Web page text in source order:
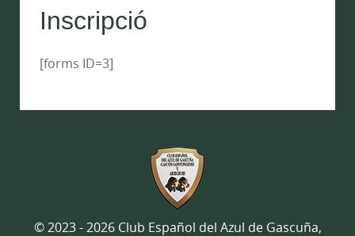
Inscripció
[forms ID=3]
© 2023 - 2026 Club Español del Azul de Gascuña,